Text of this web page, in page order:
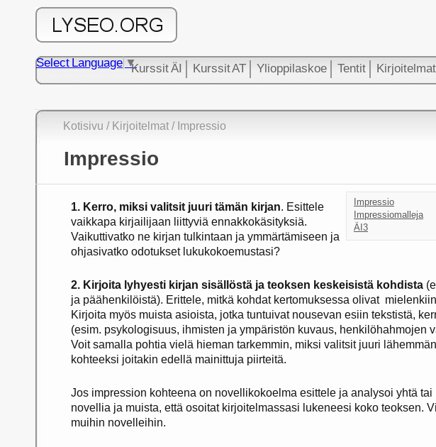
Kurssit ÄI Kurssit AT Ylioppilaskoe Tentit Kirjoitelmat
Select Language ▼
Kotisivu / Kirjoitelmat / Impressio
Impressio
Impressio
Impressiomalleja
ÄI3
1. Kerro, miksi valitsit juuri tämän kirjan. Esittele
vaikkapa kirjailijaan liittyviä ennakkokäsityksiä.
Vaikuttivatko ne kirjan tulkintaan ja ymmärtämiseen ja
ohjasivatko odotukset lukukokoemustasi?
2. Kirjoita lyhyesti kirjan sisällöstä ja teoksen keskeisistä kohdista
ja päähenkilöistä). Erittele, mitkä kohdat kertomuksessa olivat
Kirjoita myös muista asioista, jotka tuntuivat nousevan esiin tekstistä,
(esim. psykologisuus, ihmisten ja ympäristön kuvaus, henkilöhahmojen
Voit samalla pohtia vielä hieman tarkemmin, miksi valitsit juuri
kohteeksi joitakin edellä mainittuja piirteitä.
Jos impression kohteena on novellikokoelma esittele ja analysoi yhtä tai
novellia ja muista, että osoitat kirjoitelmassasi lukeneesi koko teoksen.
muihin novelleihin.